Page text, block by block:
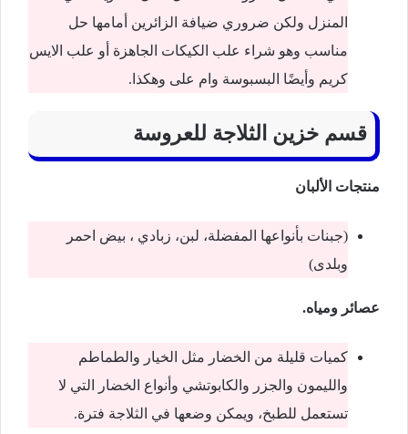
المنزل ولكن ضروري ضيافة الزائرين أمامها حل
مناسب وهو شراء علب الكيكات الجاهزة أو علب الايس
كريم وأيضًا البسبوسة وام على وهكذا.
قسم خزين الثلاجة للعروسة
منتجات الألبان
(جبنات بأنواعها المفضلة، لبن، زبادي ، بيض احمر
وبلدى)
عصائر ومياه.
كميات قليلة من الخضار مثل الخيار والطماطم
والليمون والجزر والكابوتشي وأنواع الخضار التي لا
تستعمل للطبخ، ويمكن وضعها في الثلاجة فترة.